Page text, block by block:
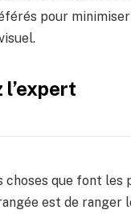
pour minimiser
l’expert
choses que font les
est de ranger